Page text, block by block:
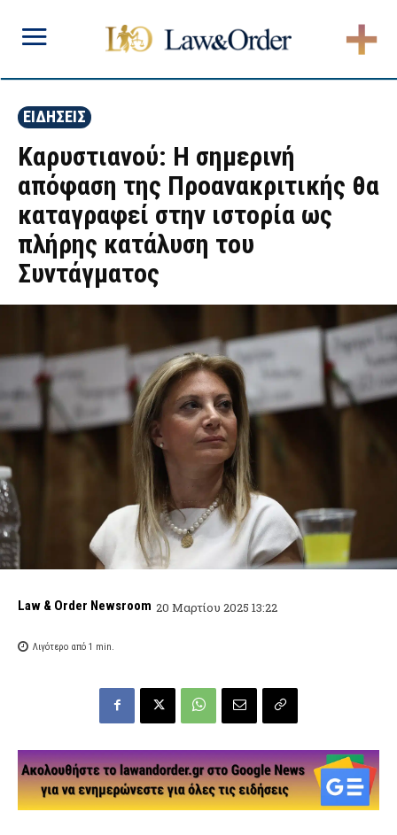
ΕΙΔΗΣΕΙΣ
Καρυστιανού: Η σημερινή
απόφαση της Προανακριτικής θα
καταγραφεί στην ιστορία ως
πλήρης κατάλυση του
Συντάγματος
Law & Order Newsroom 20 Μαρτίου 2025 13:22
Λιγότερο από 1 min.